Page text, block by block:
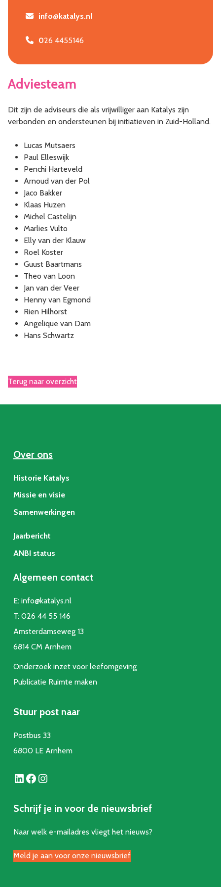
info@katalys.nl
026 4455146
Adviesteam
Dit zijn de adviseurs die als vrijwilliger aan Katalys zijn
verbonden en ondersteunen bij initiatieven in Zuid-Holland.
Lucas Mutsaers
Paul Elleswijk
Penchi Harteveld
Arnoud van der Pol
Jaco Bakker
Klaas Huzen
Michel Castelijn
Marlies Vulto
Elly van der Klauw
Roel Koster
Guust Baartmans
Theo van Loon
Jan van der Veer
Henny van Egmond
Rien Hilhorst
Angelique van Dam
Hans Schwartz
Terug naar overzicht
Over ons
Historie Katalys
Missie en visie
Samenwerkingen
Jaarbericht
ANBI status
Algemeen contact
E: info@katalys.nl
T: 026 44 55 146
Amsterdamseweg 13
6814 CM Arnhem
Onderzoek inzet voor leefomgeving
Publicatie Ruimte maken
Stuur post naar
Postbus 33
6800 LE Arnhem
LinkedIn Facebook Instagram
Schrijf je in voor de nieuwsbrief
Naar welk e-mailadres vliegt het nieuws?
Meld je aan voor onze nieuwsbrief